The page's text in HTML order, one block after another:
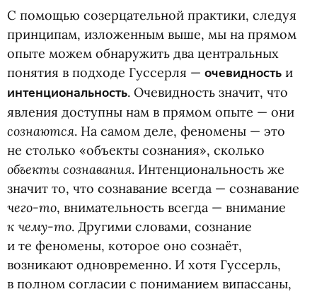
С помощью созерцательной практики, следуя
принципам, изложенным выше, мы на прямом
опыте можем обнаружить два центральных
понятия в подходе Гуссерля — очевидность и
интенциональность. Очевидность значит, что
явления доступны нам в прямом опыте — они
сознаются. На самом деле, феномены — это
не столько «объекты сознания», сколько
объекты сознавания. Интенциональность же
значит то, что сознавание всегда — сознавание
чего-то, внимательность всегда — внимание
к чему-то. Другими словами, сознание
и те феномены, которое оно сознаёт,
возникают одновременно. И хотя Гуссерль,
в полном согласии с пониманием випассаны,